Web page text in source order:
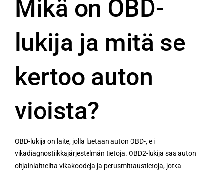
Mikä on OBD-
lukija ja mitä se
kertoo auton
vioista?
OBD-lukija on laite, jolla luetaan auton OBD-, eli
vikadiagnostiikkajärjestelmän tietoja. OBD2-lukija saa auton
ohjainlaitteilta vikakoodeja ja perusmittaustietoja, jotka